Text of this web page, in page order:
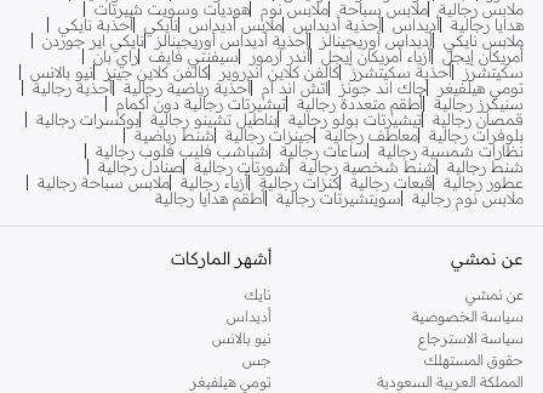
ملابس رجالية ملابس سباحة ملابس نوم
هوديات وسويت شيرتات
هدايا رجالية أديداس أحذية أديداس ملابس أديداس نايكي أحذبة نايكي
ملابس نايكي أديداس أوريجينالز أحذية أديداس أوريجينالز
نايكي اير جوردن
أمريكان إيجل أزياء أمريكان إيجل أندر آرمور سيفنتي فايف راي بان
سكيتشرز
أحذية سكيتشرز كالفن كلاين اندروير كالفن كلاين جينز
نيو بالانس
تومي هيلفيغر
جاك اند جونز اتش اند ام أحذية رياضية رجالية أحذية رجالية
سنيكرز رجالية أطقم متعددة رجالية تيشيرتات رجالية دون أكمام
قمصان رجالية تيشيرتات بولو رجالية بناطيل تشينو رجالية بوكسرات رجالية
بلوفرات رجالية معاطف رجالية جينزات رجالية
شنط رياضية
نظارات شمسية رجالية
ساعات رجالية
شباشب فليب فلوب رجالية
شنط رجالية
شنط شخصية رجالية شورتات رجالية صنادل رجالية
عطور رجالية
قبعات رجالية كنزات رجالية أزياء رجالية ملابس سباحة رجالية
ملابس نوم رجالية
سويتشيرتات رجالية أطقم هدايا رجالية
عن نمشي
عن نمشي
سياسة الخصوصية
سياسة الاسترجاع
حقوق المستهلك
المملكة العربية السعودية
أشهر الماركات
نايك
أديداس
نيو بالانس
جس
تومي هيلفيغر